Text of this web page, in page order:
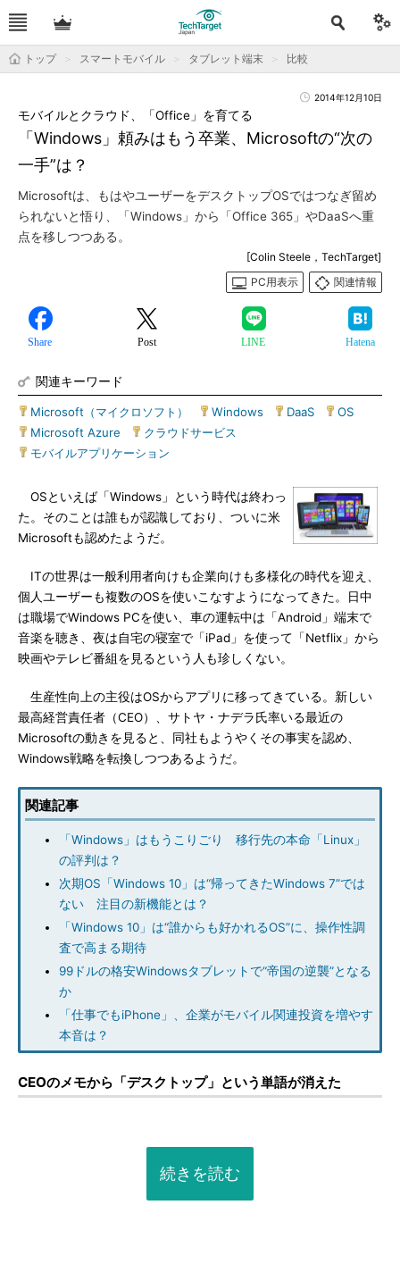
トップ スマートモバイル タブレット端末 比較
2014年12月10日
「Windows」頼みはもう卒業、Microsoftの“次の
一手”は？
モバイルとクラウド、「Office」を育てる
Microsoftは、もはやユーザーをデスクトップOSではつなぎ留め
られないと悟り、「Windows」から「Office 365」やDaaSへ重
点を移しつつある。
[Colin Steele，TechTarget]
PC用表示
関連情報
Share Post LINE Hatena
関連キーワード
Microsoft（マイクロソフト） Windows DaaS OS
Microsoft Azure
クラウドサービス
モバイルアプリケーション
OSといえば「Windows」という時代は終わっ
た。そのことは誰もが認識しており、ついに米
Microsoftも認めたようだ。
ITの世界は一般利用者向けも企業向けも多様化の時代を迎え、
個人ユーザーも複数のOSを使いこなすようになってきた。日中
は職場でWindows PCを使い、車の運転中は「Android」端末で
音楽を聴き、夜は自宅の寝室で「iPad」を使って「Netflix」から
映画やテレビ番組を見るという人も珍しくない。
生産性向上の主役はOSからアプリに移ってきている。新しい
最高経営責任者（CEO）、サトヤ・ナデラ氏率いる最近の
Microsoftの動きを見ると、同社もようやくその事実を認め、
Windows戦略を転換しつつあるようだ。
関連記事
「Windows」はもうこりごり 移行先の本命「Linux」
の評判は？
次期OS「Windows 10」は“帰ってきたWindows 7”では
ない 注目の新機能とは？
「Windows 10」は“誰からも好かれるOS”に、操作性調
査で高まる期待
99ドルの格安Windowsタブレットで“帝国の逆襲”となる
か
「仕事でもiPhone」、企業がモバイル関連投資を増やす
本音は？
CEOのメモから「デスクトップ」という単語が消えた
続きを読む